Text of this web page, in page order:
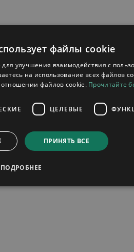
файлы cookie
улучшения взаимодействия с
на использование всех файлов
файлов cookie. Прочитайте
ЦЕЛЕВЫЕ
ПРИНЯТЬ ВСЕ
ПОДРОБНЕЕ